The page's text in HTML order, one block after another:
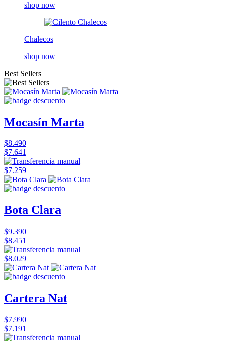
shop now
Chalecos
shop now
Best Sellers
Mocasín Marta
$8.490
$7.641
$7.259
Bota Clara
$9.390
$8.451
$8.029
Cartera Nat
$7.990
$7.191